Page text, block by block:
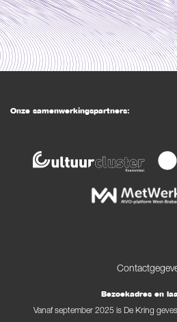
Onze samenwerkingspartners:
Bezoekadres en
Vanaf september 2025 is De Kring